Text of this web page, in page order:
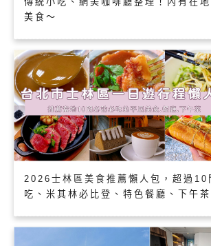
美食～
2026士林區美食推薦懶人包，超過10
吃、米其林必比登、特色餐廳、下午茶